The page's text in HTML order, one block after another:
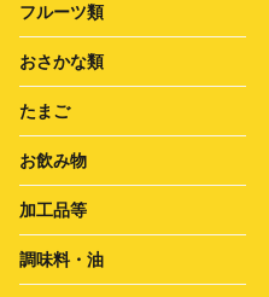
フルーツ類
おさかな類
たまご
お飲み物
加工品等
調味料・油